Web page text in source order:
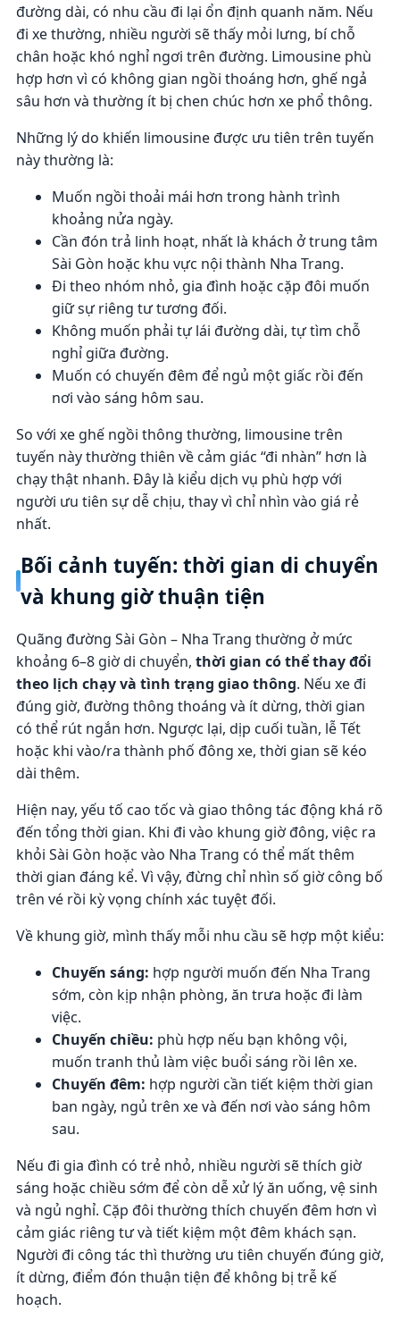
đường dài, có nhu cầu đi lại ổn định quanh năm. Nếu
đi xe thường, nhiều người sẽ thấy mỏi lưng, bí chỗ
chân hoặc khó nghỉ ngơi trên đường. Limousine phù
hợp hơn vì có không gian ngồi thoáng hơn, ghế ngả
sâu hơn và thường ít bị chen chúc hơn xe phổ thông.
Những lý do khiến limousine được ưu tiên trên tuyến
này thường là:
Muốn ngồi thoải mái hơn trong hành trình
khoảng nửa ngày.
Cần đón trả linh hoạt, nhất là khách ở trung tâm
Sài Gòn hoặc khu vực nội thành Nha Trang.
Đi theo nhóm nhỏ, gia đình hoặc cặp đôi muốn
giữ sự riêng tư tương đối.
Không muốn phải tự lái đường dài, tự tìm chỗ
nghỉ giữa đường.
Muốn có chuyến đêm để ngủ một giấc rồi đến
nơi vào sáng hôm sau.
So với xe ghế ngồi thông thường, limousine trên
tuyến này thường thiên về cảm giác “đi nhàn” hơn là
chạy thật nhanh. Đây là kiểu dịch vụ phù hợp với
người ưu tiên sự dễ chịu, thay vì chỉ nhìn vào giá rẻ
nhất.
Bối cảnh tuyến: thời gian di chuyển
và khung giờ thuận tiện
Quãng đường Sài Gòn – Nha Trang thường ở mức
khoảng 6–8 giờ di chuyển, thời gian có thể thay đổi
theo lịch chạy và tình trạng giao thông. Nếu xe đi
đúng giờ, đường thông thoáng và ít dừng, thời gian
có thể rút ngắn hơn. Ngược lại, dịp cuối tuần, lễ Tết
hoặc khi vào/ra thành phố đông xe, thời gian sẽ kéo
dài thêm.
Hiện nay, yếu tố cao tốc và giao thông tác động khá rõ
đến tổng thời gian. Khi đi vào khung giờ đông, việc ra
khỏi Sài Gòn hoặc vào Nha Trang có thể mất thêm
thời gian đáng kể. Vì vậy, đừng chỉ nhìn số giờ công bố
trên vé rồi kỳ vọng chính xác tuyệt đối.
Về khung giờ, mình thấy mỗi nhu cầu sẽ hợp một kiểu:
Chuyến sáng: hợp người muốn đến Nha Trang
sớm, còn kịp nhận phòng, ăn trưa hoặc đi làm
việc.
Chuyến chiều: phù hợp nếu bạn không vội,
muốn tranh thủ làm việc buổi sáng rồi lên xe.
Chuyến đêm: hợp người cần tiết kiệm thời gian
ban ngày, ngủ trên xe và đến nơi vào sáng hôm
sau.
Nếu đi gia đình có trẻ nhỏ, nhiều người sẽ thích giờ
sáng hoặc chiều sớm để còn dễ xử lý ăn uống, vệ sinh
và ngủ nghỉ. Cặp đôi thường thích chuyến đêm hơn vì
cảm giác riêng tư và tiết kiệm một đêm khách sạn.
Người đi công tác thì thường ưu tiên chuyến đúng giờ,
ít dừng, điểm đón thuận tiện để không bị trễ kế
hoạch.